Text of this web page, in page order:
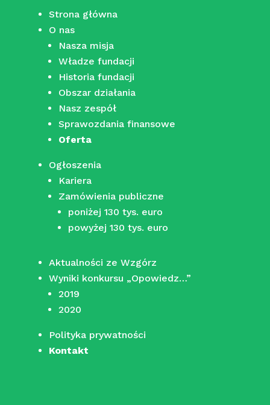
Strona główna
O nas
Nasza misja
Władze fundacji
Historia fundacji
Obszar działania
Nasz zespół
Sprawozdania finansowe
Oferta
Ogłoszenia
Kariera
Zamówienia publiczne
poniżej 130 tys. euro
powyżej 130 tys. euro
Aktualności ze Wzgórz
Wyniki konkursu „Opowiedz…”
2019
2020
Polityka prywatności
Kontakt